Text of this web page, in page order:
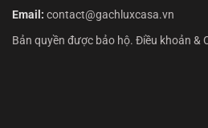
Email: contact@gachluxcasa.vn
Bản quyền được bảo hộ. Điều khoản &